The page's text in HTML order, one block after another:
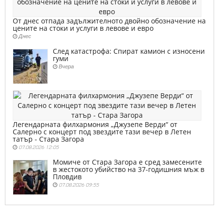
От днес отпада задължителното двойно обозначение на
цените на стоки и услуги в левове и евро
Днес
След катастрофа: Спират камион с износени
гуми
Вчера
Легендарната филхармония „Джузепе Верди“ от
Салерно с концерт под звездите тази вечер в Летен
татър - Стара Загора
07.08.2026 12:05
Момиче от Стара Загора е сред замесените
в жестокото убийство на 37-годишния мъж в
Пловдив
07.08.2026 09:55